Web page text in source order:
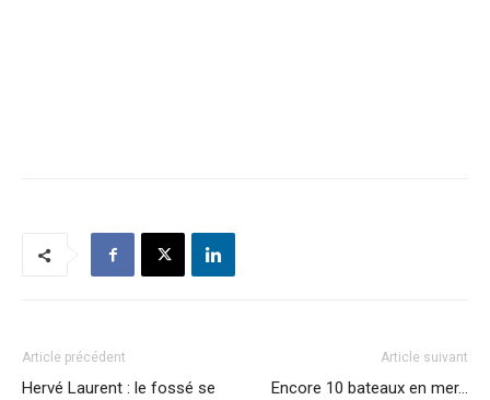
Article précédent
Hervé Laurent : le fossé se
Article suivant
Encore 10 bateaux en mer…